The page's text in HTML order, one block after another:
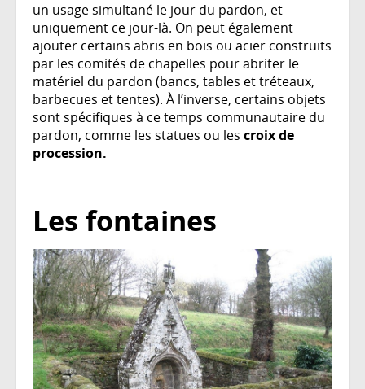
un usage simultané le jour du pardon, et
uniquement ce jour-là. On peut également
ajouter certains abris en bois ou acier construits
par les comités de chapelles pour abriter le
matériel du pardon (bancs, tables et tréteaux,
barbecues et tentes). À l’inverse, certains objets
sont spécifiques à ce temps communautaire du
pardon, comme les statues ou les croix de
procession.
Les fontaines